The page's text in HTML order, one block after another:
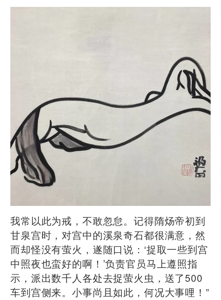
我常以此为戒，不敢忽怠。记得隋炀帝初到
甘泉宫时，对宫中的溪泉奇石都很满意，然
而却怪没有萤火，遂随口说：‘捉取一些到宫
中照夜也蛮好的啊！’负责官员马上遵照指
示，派出数千人各处去捉萤火虫，送了500
车到宫侧来。小事尚且如此，何况大事哩！”